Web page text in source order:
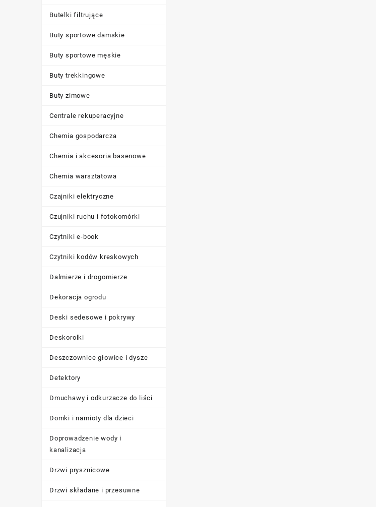
Butelki filtrujące
Buty sportowe damskie
Buty sportowe męskie
Buty trekkingowe
Buty zimowe
Centrale rekuperacyjne
Chemia gospodarcza
Chemia i akcesoria basenowe
Chemia warsztatowa
Czajniki elektryczne
Czujniki ruchu i fotokomórki
Czytniki e-book
Czytniki kodów kreskowych
Dalmierze i drogomierze
Dekoracja ogrodu
Deski sedesowe i pokrywy
Deskorolki
Deszczownice głowice i dysze
Detektory
Dmuchawy i odkurzacze do liści
Domki i namioty dla dzieci
Doprowadzenie wody i
kanalizacja
Drzwi prysznicowe
Drzwi składane i przesuwne